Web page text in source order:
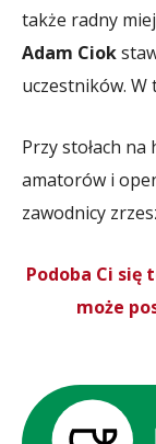
także radny
Adam Ciok
uczestników. W
Przy stołach
amatorów i
zawodnicy
Podoba Ci się
może